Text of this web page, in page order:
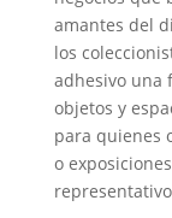
amantes del
los
adhesivo una
objetos y
para quienes
o